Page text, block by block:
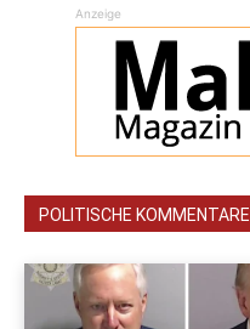
Anzeige
POLITISCHE KOMMENTARE